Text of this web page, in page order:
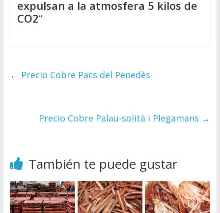
expulsan a la atmosfera 5 kilos de
CO2“
← Precio Cobre Pacs del Penedès
Precio Cobre Palau-solità i Plegamans →
También te puede gustar